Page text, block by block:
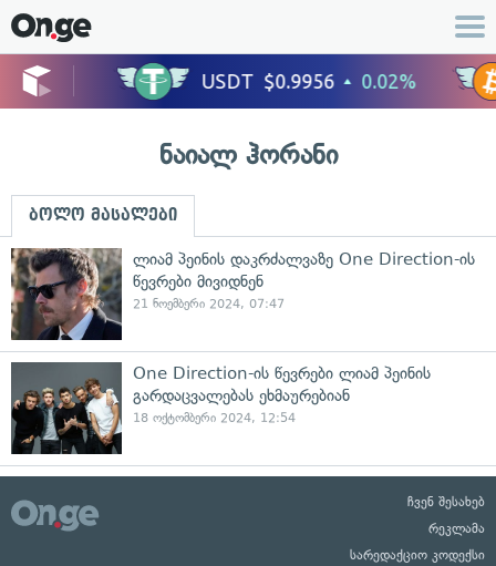
ნაიალ ჰორანი
ბოლო მასალები
ლიამ პეინის დაკრძალვაზე One Direction-ის
წევრები მივიდნენ
21 ნოემბერი 2024, 07:47
One Direction-ის წევრები ლიამ პეინის
გარდაცვალებას ეხმაურებიან
18 ოქტომბერი 2024, 12:54
ჩვენ შესახებ
რეკლამა
სარედაქციო კოდექსი